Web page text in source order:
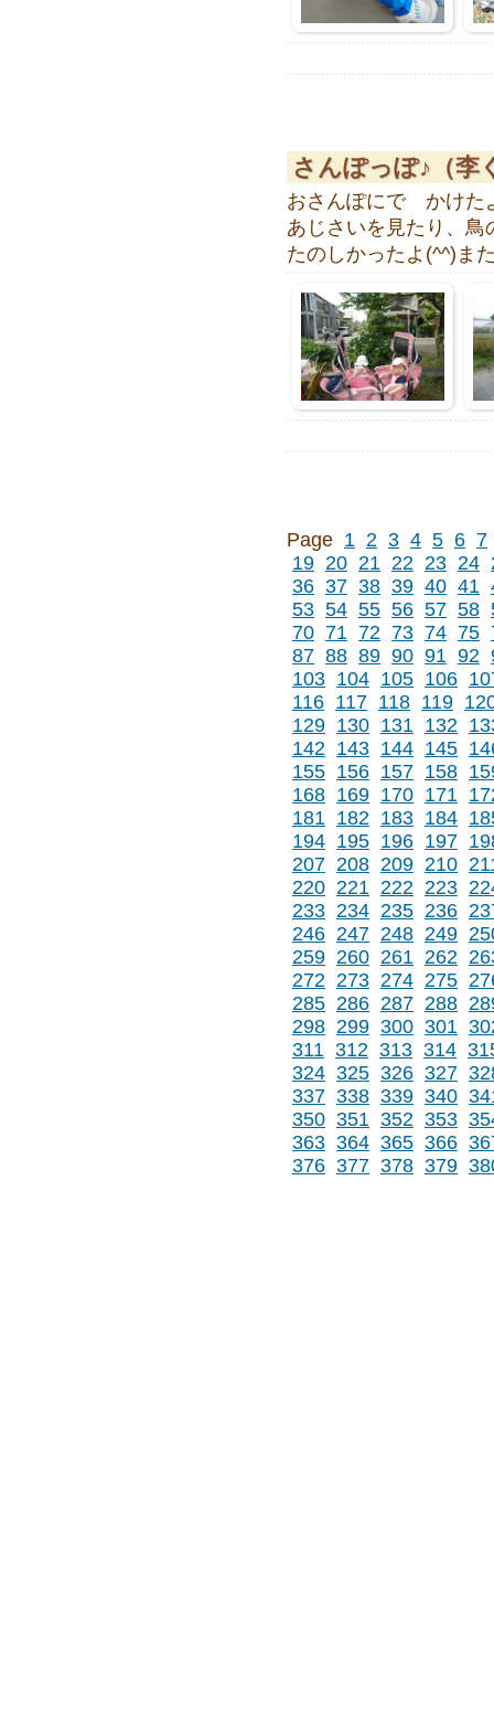
さんぽっぽ♪（李
おさんぽにで かけた
あじさいを見たり、鳥
たのしかったよ(^^)ま
Page 1 2 3 4 5 6 7
19 20 21 22 23 24
36 37 38 39 40 41
53 54 55 56 57 58
70 71 72 73 74 75
87 88 89 90 91 92
103 104 105 106
116 117 118 119
129 130 131 132
142 143 144 145
155 156 157 158
168 169 170 171
181 182 183 184
194 195 196 197
207 208 209 210
220 221 222 223
233 234 235 236
246 247 248 249
259 260 261 262
272 273 274 275
285 286 287 288
298 299 300 301
311 312 313 314
324 325 326 327
337 338 339 340
350 351 352 353
363 364 365 366
376 377 378 379